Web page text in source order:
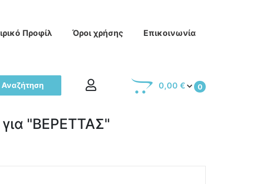
Προφίλ Όροι χρήσης Επικοινωνία
Αναζήτηση 0
0,00 €
"ΒΕΡΕΤΤΑΣ"